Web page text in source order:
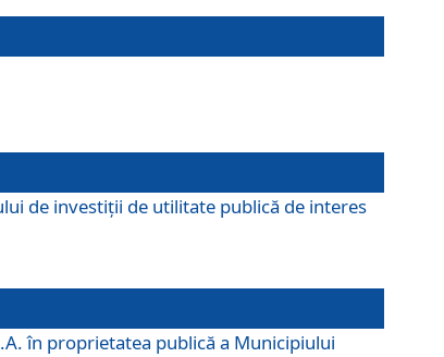
de investiții de utilitate publică de interes
în proprietatea publică a Municipiului